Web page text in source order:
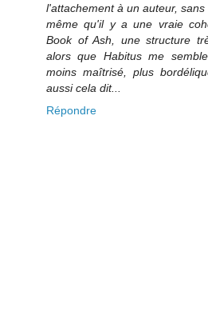
l'attachement à un auteur,
même qu'il y a une vraie
Book of Ash, une structure
alors que Habitus me
moins maîtrisé, plus
aussi cela dit...
Répondre